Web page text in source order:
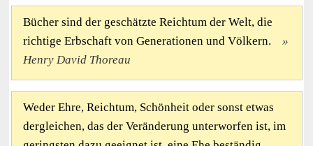
Bücher sind der geschätzte Reichtum der Welt, die
richtige Erbschaft von Generationen und Völkern.
Henry David Thoreau
Weder Ehre, Reichtum, Schönheit oder sonst etwas
dergleichen, das der Veränderung unterworfen ist, im